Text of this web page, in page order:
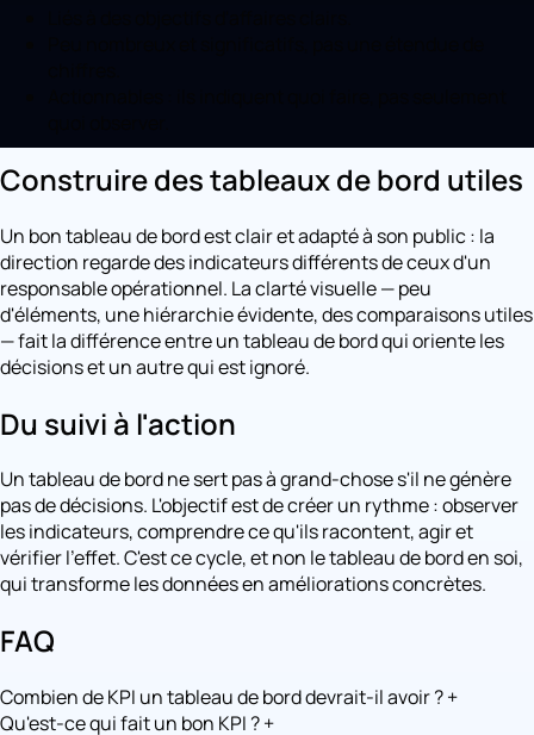
Construire des tableaux de bord utiles
Un bon tableau de bord est clair et adapté à son public : la
direction regarde des indicateurs différents de ceux d'un
responsable opérationnel. La clarté visuelle — peu
d'éléments, une hiérarchie évidente, des comparaisons utiles
— fait la différence entre un tableau de bord qui oriente les
décisions et un autre qui est ignoré.
Du suivi à l'action
Un tableau de bord ne sert pas à grand-chose s'il ne génère
pas de décisions. L'objectif est de créer un rythme : observer
les indicateurs, comprendre ce qu'ils racontent, agir et
vérifier l'effet. C'est ce cycle, et non le tableau de bord en soi,
qui transforme les données en améliorations concrètes.
FAQ
Combien de KPI un tableau de bord devrait-il avoir ?+
Qu'est-ce qui fait un bon KPI ?+